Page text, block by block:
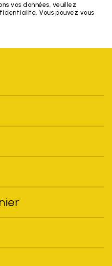
vos données, veuillez
Vous pouvez vous